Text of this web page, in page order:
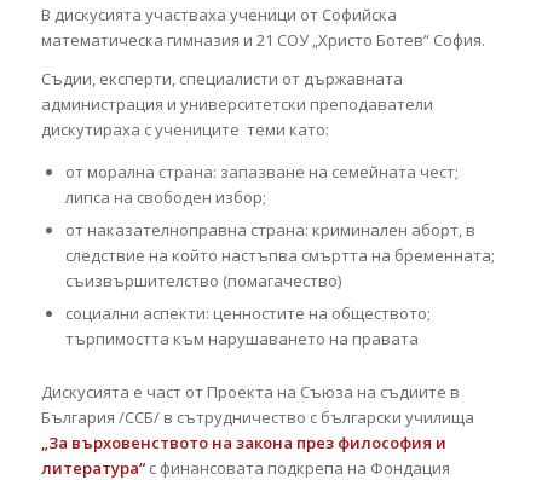
В дискусията участваха ученици от Софийска
математическа гимназия и 21 СОУ „Христо Ботев“ София.
Съдии, експерти, специалисти от държавната
администрация и университетски преподаватели
дискутираха с учениците теми като:
от морална страна: запазване на семейната чест;
липса на свободен избор;
от наказателноправна страна: криминален аборт, в
следствие на който настъпва смъртта на бременната;
съизвършителство (помагачество)
социални аспекти: ценностите на обществото;
търпимостта към нарушаването на правата
Дискусията е част от Проекта на Съюза на съдиите в
България /ССБ/ в сътрудничество с български училища
„За върховенството на закона през философия и
литература“с финансовата подкрепа на Фондация